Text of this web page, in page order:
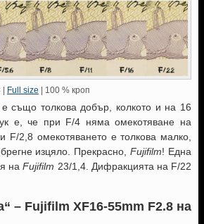
Full size | 100 % кроп
е също толкова добър, колкото и на 16
е, че при F/4 няма омекотяване на
F/2,8 омекотяването е толкова малко,
изцяло. Прекрасно,Fujifilm! Една
наFujifilm 23/1,4. Дифракцията на F/22
– Fujifilm XF16-55mm F2.8 на